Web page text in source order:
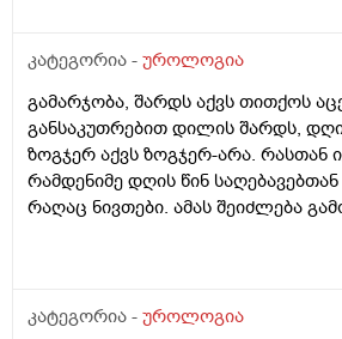
კატეგორია - უროლოგია
გამარჯობა, შარდს აქვს თითქოს
განსაკუთრებით დილის შარდს,
ზოგჯერ აქვს ზოგჯერ-არა. რასთან
რამდენიმე დღის წინ საღებავებთან
რაღაც ნივთები. ამას შეიძლება
კატეგორია - უროლოგია